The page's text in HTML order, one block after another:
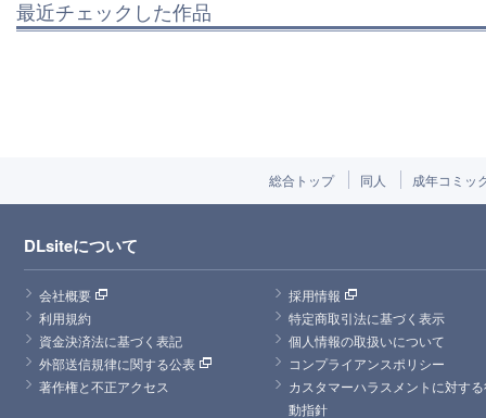
最近チェックした作品
総合トップ 同人 成年コミッ
DLsiteについて
会社概要
採用情報
利用規約
特定商取引法に基づく表示
資金決済法に基づく表記
個人情報の取扱いについて
外部送信規律に関する公表
コンプライアンスポリシー
著作権と不正アクセス
カスタマーハラスメントに対す
動指針